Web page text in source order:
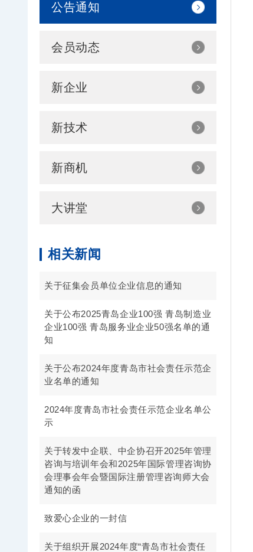
公告通知
会员动态
新企业
新技术
新商机
大讲堂
相关新闻
关于征集会员单位企业信息的通知
关于公布2025青岛企业100强 青岛制造业
企业100强 青岛服务业企业50强名单的通
知
关于公布2024年度青岛市社会责任示范企
业名单的通知
2024年度青岛市社会责任示范企业名单公
示
关于转发中企联、中企协召开2025年管理
咨询与培训年会和2025年国际管理咨询协
会理事会年会暨国际注册管理咨询师大会
通知的函
致爱心企业的一封信
关于组织开展2024年度“青岛市社会责任